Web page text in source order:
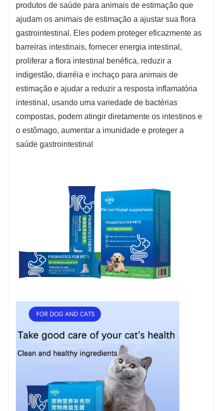
orgânicos, como o ácido láctico. Bacillus
licheniformis pode colonizar rapidamente o
trato intestinal, consumir rapidamente oxigênio
e formar um ambiente anaeróbico, que conduz
às atividades fisiológicas de outros probióticos
no trato intestinal, promover a função
gastrointestinal e contribuir para a digestão e
absorção intestinal.
produtos de saúde para animais de estimação que
ajudam os animais de estimação a ajustar sua flora
gastrointestinal. Eles podem proteger eficazmente as
barreiras intestinais, fornecer energia intestinal,
proliferar a flora intestinal benéfica, reduzir a
indigestão, diarréia e inchaço para animais de
estimação e ajudar a reduzir a resposta inflamatória
intestinal, usando uma variedade de bactérias
compostas, podem atingir diretamente os intestinos e
o estômago, aumentar a imunidade e proteger a
saúde gastrointestinal